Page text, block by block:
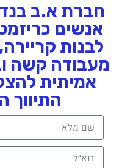
חברת א.ב
אנשים
לבנות
מעבודה קשה
אמיתית
התיווך